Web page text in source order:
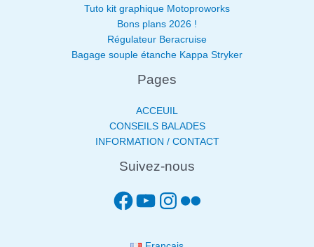
Tuto kit graphique Motoproworks
Bons plans 2026 !
Régulateur Beracruise
Bagage souple étanche Kappa Stryker
Pages
ACCEUIL
CONSEILS BALADES
INFORMATION / CONTACT
Suivez-nous